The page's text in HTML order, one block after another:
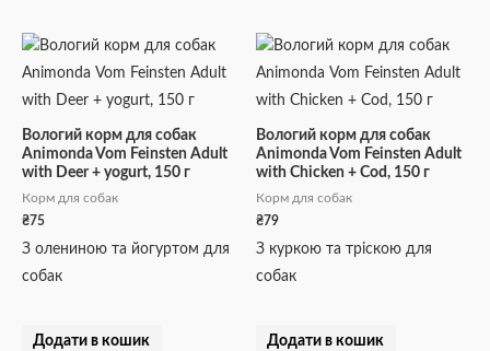
Вологий корм для собак
Animonda Vom Feinsten Adult
with Deer + yogurt, 150 г
Корм для собак
₴75
З олениною та йогуртом для
собак
Додати в кошик
Вологий корм для собак
Animonda Vom Feinsten Adult
with Chicken + Cod, 150 г
Корм для собак
₴79
З куркою та тріскою для
собак
Додати в кошик